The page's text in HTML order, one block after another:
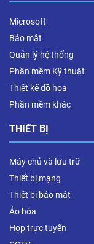
Microsoft
Bảo mật
Quản lý hệ thống
Phần mềm Kỹ thuật
Thiết kế đồ họa
Phần mềm khác
THIẾT BỊ
Máy chủ và lưu trữ
Thiết bị mạng
Thiết bị bảo mật
Ảo hóa
Họp trực tuyến